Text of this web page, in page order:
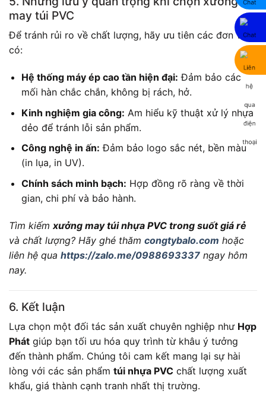
may túi PVC
Để tránh rủi ro về chất lượng, hãy ưu tiên các đơn vị
có:
Hệ thống máy ép cao tần hiện đại: Đảm bảo các
mối hàn chắc chắn, không bị rách, hở.
Kinh nghiệm gia công: Am hiểu kỹ thuật xử lý nhựa
dẻo để tránh lỗi sản phẩm.
Công nghệ in ấn: Đảm bảo logo sắc nét, bền màu
(in lụa, in UV).
Chính sách minh bạch: Hợp đồng rõ ràng về thời
gian, chi phí và bảo hành.
Tìm kiếm xưởng may túi nhựa PVC trong suốt giá rẻ
và chất lượng? Hãy ghé thăm congtybalo.com hoặc
liên hệ qua https://zalo.me/0988693337 ngay hôm
nay.
6. Kết luận
Lựa chọn một đối tác sản xuất chuyên nghiệp như Hợp
Phát giúp bạn tối ưu hóa quy trình từ khâu ý tưởng
đến thành phẩm. Chúng tôi cam kết mang lại sự hài
lòng với các sản phẩm túi nhựa PVC chất lượng xuất
khẩu, giá thành cạnh tranh nhất thị trường.